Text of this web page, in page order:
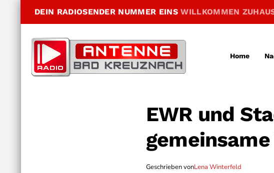
DEIN RADIOSENDER NUMMER EINSWILLKOMMEN
Home
EWR und
gemeinsame
Geschrieben vonLena Winterfeld